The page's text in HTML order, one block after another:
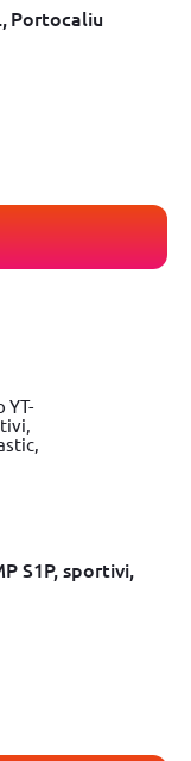
Portocaliu
S1P, sportivi,